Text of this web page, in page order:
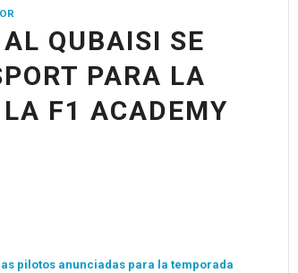
QUBAISI SE
PARA LA
F1 ACADEMY
pilotos anunciadas para la temporada